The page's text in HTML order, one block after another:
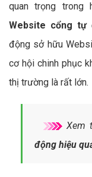
quan trọng trong
Website cổng tự
động sở hữu
cơ hội chinh phục
thị trường là rất lớn.
Xem
động hiệu